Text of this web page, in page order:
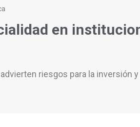
en
riesgos para la inversión